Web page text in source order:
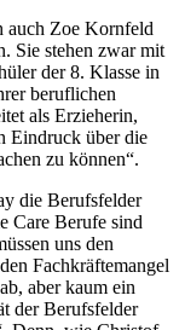
auch Zoe Kornfeld
Sie stehen zwar mit
der 8. Klasse in
beruflichen
als Erzieherin,
Eindruck über die
zu können“.
die Berufsfelder
Care Berufe sind
uns den
Fachkräftemangel
aber kaum ein
der Berufsfelder